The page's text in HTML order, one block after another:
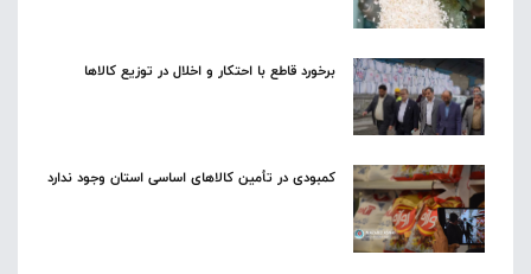
برخورد قاطع با احتکار و اخلال در توزیع کالاها
کمبودی در تأمین کالاهای اساسی استان وجود ندارد